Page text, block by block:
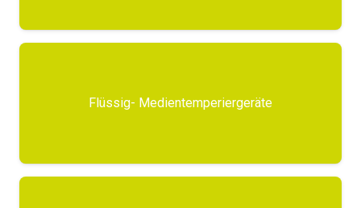
Flüssig- Medientemperiergeräte